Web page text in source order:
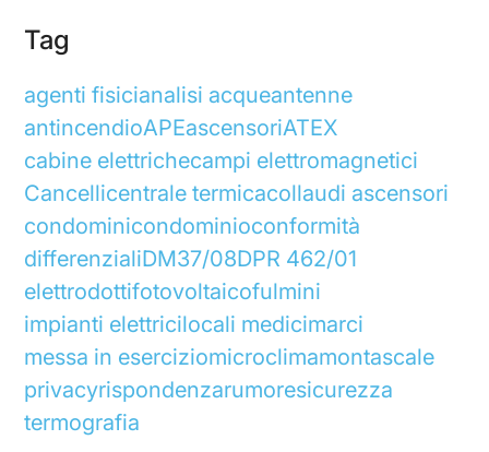
Tag
agenti fisicianalisi acqueantenne
antincendioAPEascensoriATEX
cabine elettrichecampi elettromagnetici
Cancellicentrale termicacollaudi ascensori
condominicondominioconformità
differenzialiDM37/08DPR 462/01
elettrodottifotovoltaicofulmini
impianti elettricilocali medicimarci
messa in eserciziomicroclimamontascale
privacyrispondenzarumoresicurezza
termografia